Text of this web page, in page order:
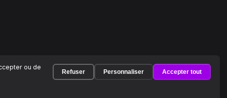
ou de
Refuser Personnaliser Accepter tout